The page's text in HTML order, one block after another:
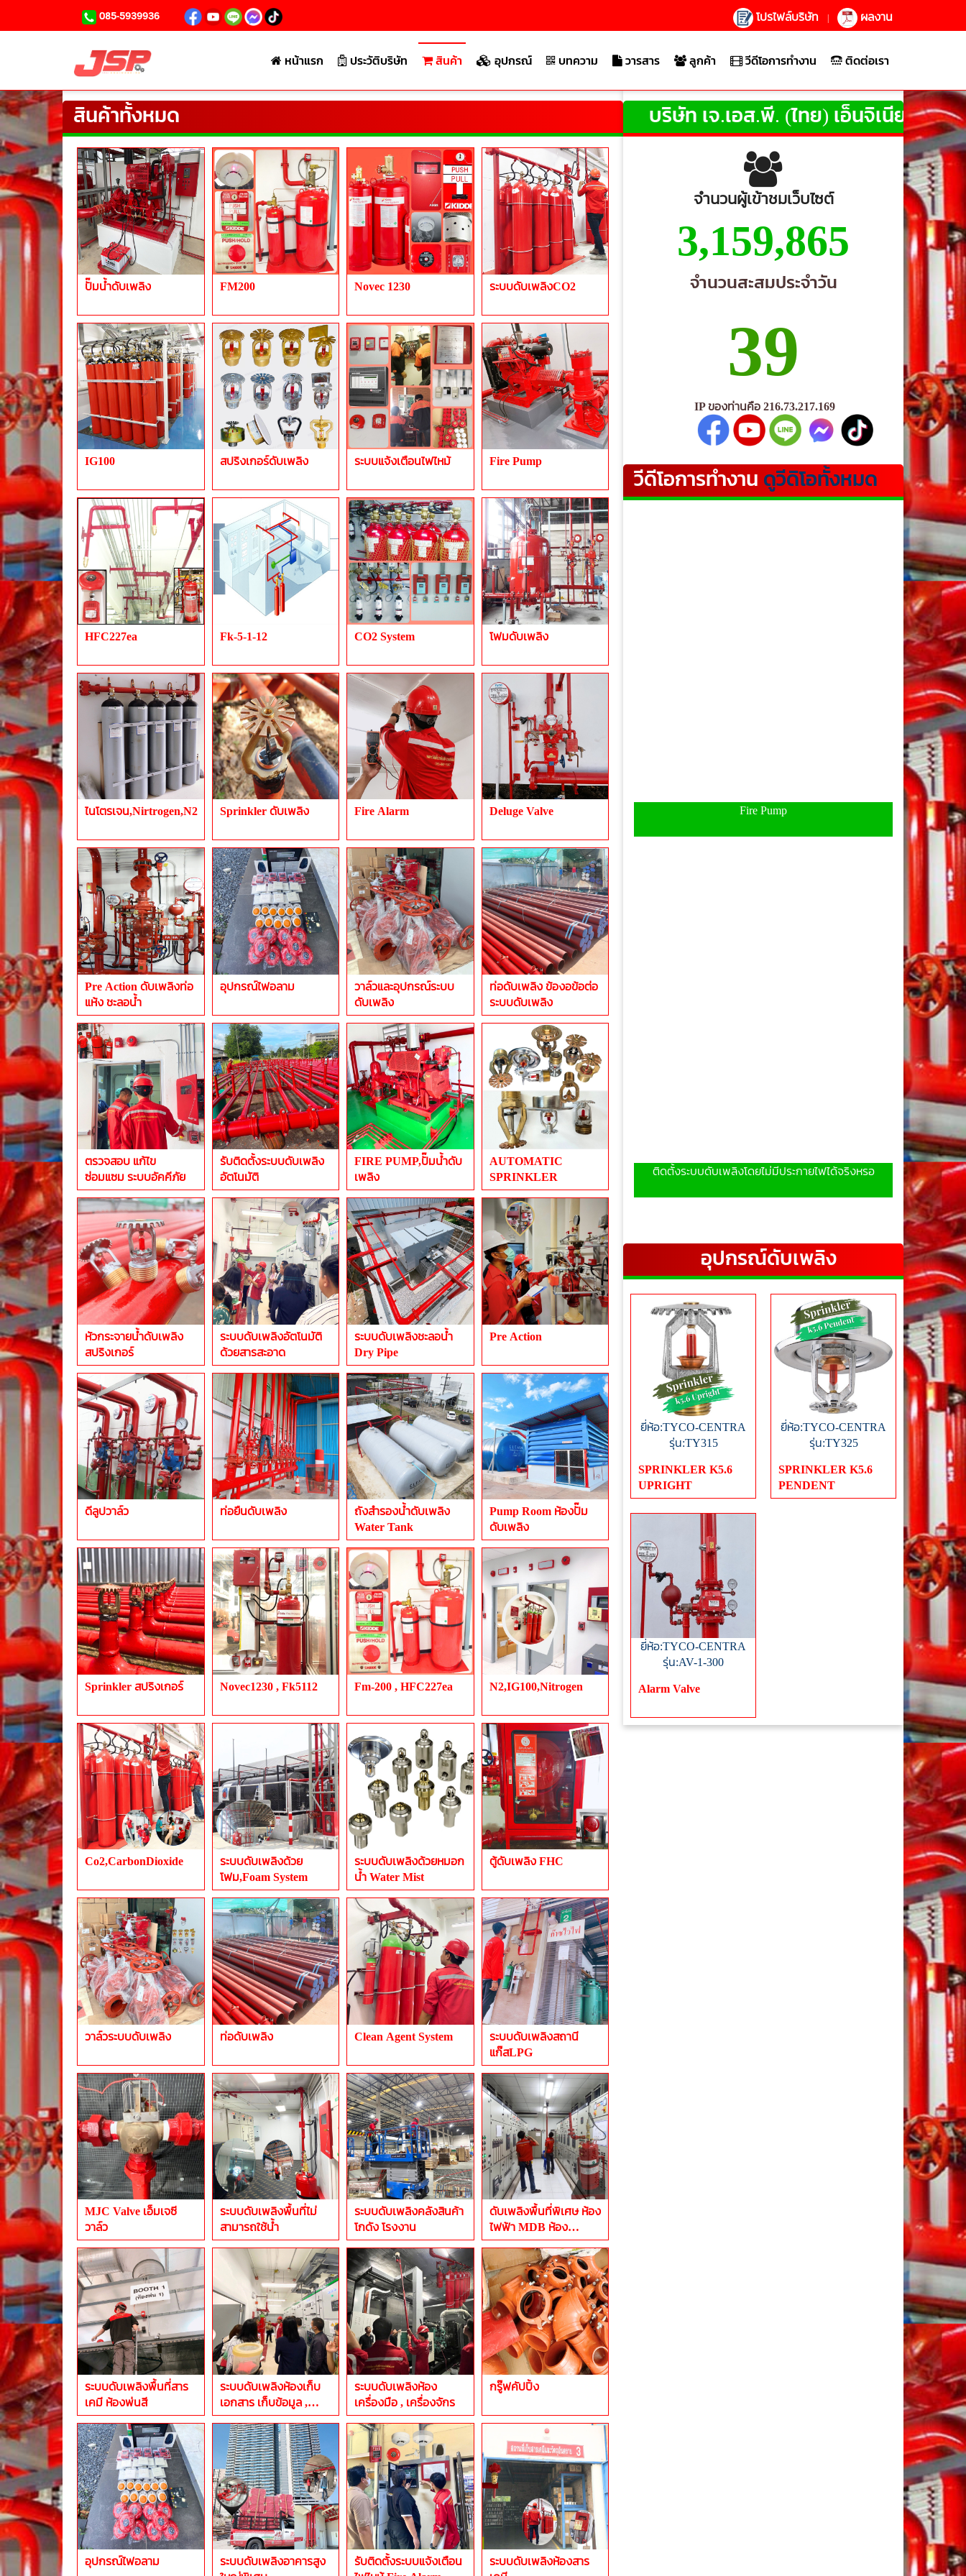
085-5939936 โปรไฟล์บริษัท | ผลงาน
หน้าแรก ประวัติบริษัท สินค้า อุปกรณ์ บทความ วารสาร ลูกค้า วีดีโอการทำงาน ติดต่อเรา
สินค้าทั้งหมด
ปั๊มน้ำดับเพลิง FM200 Novec 1230 ระบบดับเพลิงCO2
IG100 สปริงเกอร์ดับเพลิง ระบบแจ้งเตือนไฟไหม้ Fire Pump
HFC227ea Fk-5-1-12 CO2 System โฟมดับเพลิง
ไนโตรเจน,Nirtrogen,N2 Sprinkler ดับเพลิง Fire Alarm Deluge Valve
Pre Action ดับเพลิงท่อ
แห้ง ชะลอน้ำ
อุปกรณ์ไฟอลาม
วาล์วและอุปกรณ์ระบบ
ดับเพลิง
ท่อดับเพลิง ข้องอข้อต่อ
ระบบดับเพลิง
ตรวจสอบ แก้ไข
ซ่อมแซม ระบบอัคคีภัย
รับติดตั้งระบบดับเพลิง
อัตโนมัติ
FIRE PUMP,ปั๊มน้ำดับ
เพลิง
AUTOMATIC
SPRINKLER
หัวกระจายน้ำดับเพลิง
สปริงเกอร์
ระบบดับเพลิงอัตโนมัติ
ด้วยสารสะอาด
ระบบดับเพลิงชะลอน้ำ
Dry Pipe
Pre Action
ดีลูปวาล์ว ท่อยืนดับเพลิง
ถังสำรองน้ำดับเพลิง
Water Tank
Pump Room ห้องปั๊ม
ดับเพลิง
Sprinkler สปริงเกอร์ Novec1230 , Fk5112 Fm-200 , HFC227ea N2,IG100,Nitrogen
Co2,CarbonDioxide
ระบบดับเพลิงด้วย
โฟม,Foam System
ระบบดับเพลิงด้วยหมอก
น้ำ Water Mist
ตู้ดับเพลิง FHC
วาล์วระบบดับเพลิง ท่อดับเพลิง Clean Agent System
ระบบดับเพลิงสถานี
แก๊สLPG
MJC Valve เอ็มเจซี
วาล์ว
ระบบดับเพลิงพื้นที่ไม่
สามารถใช้น้ำ
ระบบดับเพลิงคลังสินค้า
โกดัง โรงงาน
ดับเพลิงพื้นที่พิเศษ ห้อง
ไฟฟ้า MDB ห้อง
ควบคุม
ระบบดับเพลิงพื้นที่สาร
เคมี ห้องพ่นสี
ระบบดับเพลิงห้องเก็บ
เอกสาร เก็บข้อมูล ,
Data Center
ระบบดับเพลิงห้อง
เครื่องมือ , เครื่องจักร
กรู๊ฟคัปปิ้ง
อุปกรณ์ไฟอลาม
ระบบดับเพลิงอาคารสูง
รับติดตั้งระบบแจ้งเตือน
ระบบดับเพลิงห้องสาร
บริษัท เจ.เอส.พี. (ไทย) เอ็นจิเนียริ่งจำกัดให้บริการ อ
จำนวนผู้เข้าชมเว็บไซต์
3,159,865
จำนวนสะสมประจำวัน
39
IP ของท่านคือ 216.73.217.169
วีดีโอการทำงาน ดูวีดิโอทั้งหมด
Fire Pump
ติดตั้งระบบดับเพลิงโดยไม่มีประกายไฟได้จริงหรอ
อุปกรณ์ดับเพลิง
ยี่ห้อ:TYCO-CENTRA
รุ่น:TY315
SPRINKLER K5.6
UPRIGHT
ยี่ห้อ:TYCO-CENTRA
รุ่น:TY325
SPRINKLER K5.6
PENDENT
ยี่ห้อ:TYCO-CENTRA
รุ่น:AV-1-300
Alarm Valve